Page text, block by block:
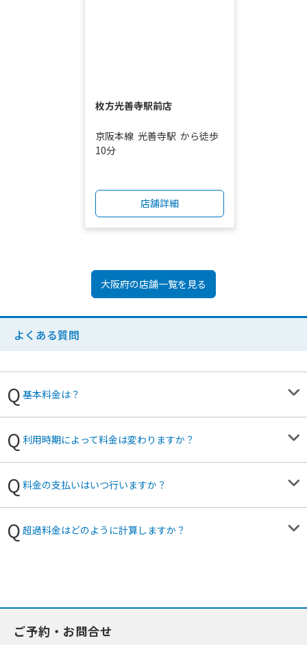
枚方光善寺駅前店
京阪本線 光善寺駅 から徒歩
10分
店舗詳細
大阪府の店舗一覧を見る
よくある質問
基本料金は？
利用時期によって料金は変わりますか？
料金の支払いはいつ行いますか？
超過料金はどのように計算しますか？
ご予約・お問合せ